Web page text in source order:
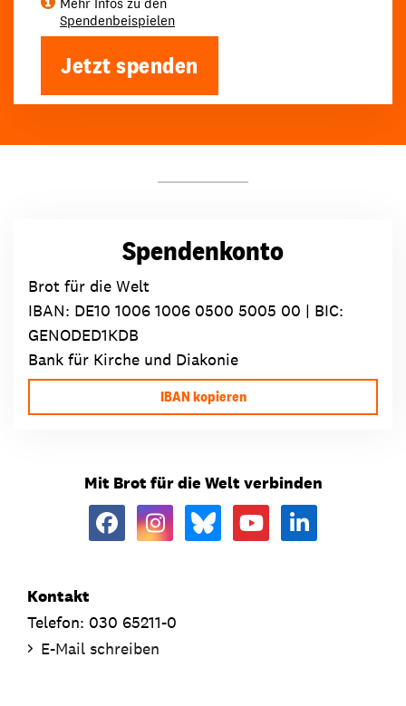
Spendenbeispielen
Jetzt spenden
Spendenkonto
Brot für die Welt
IBAN: DE10 1006 1006 0500 5005 00 | BIC:
GENODED1KDB
Bank für Kirche und Diakonie
IBAN kopieren
Mit Brot für die Welt verbinden
Kontakt
Telefon: 030 65211-0
E-Mail schreiben